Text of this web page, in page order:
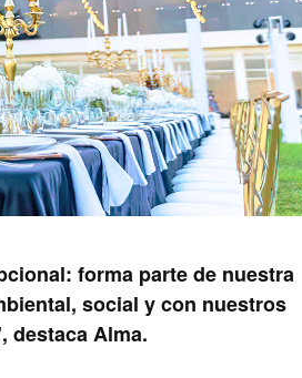
forma parte de nuestra
social y con nuestros
destaca Alma.